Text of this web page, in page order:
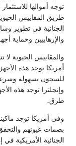
توجه أموالها
طريق المقاييس
الجنائية في تطوير
والإرهابيين وحماية
والمقاييس الحيوية
أمريكا توجد هذه
للسجون بسهولة
وإنجلترا توجد هذه
طرق.
وفي أمريكا توجد
بصمات عيونهم
الجنائية الأمريكية